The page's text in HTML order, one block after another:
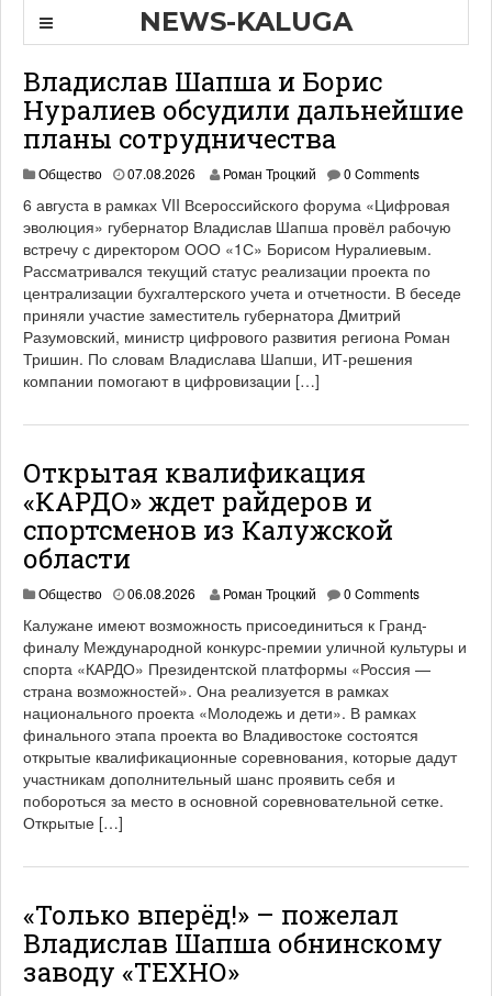
NEWS-KALUGA
Владислав Шапша и Борис
Нуралиев обсудили дальнейшие
планы сотрудничества
Общество 07.08.2026 Роман Троцкий 0 Comments
6 августа в рамках VII Всероссийского форума «Цифровая
эволюция» губернатор Владислав Шапша провёл рабочую
встречу с директором ООО «1С» Борисом Нуралиевым.
Рассматривался текущий статус реализации проекта по
централизации бухгалтерского учета и отчетности. В беседе
приняли участие заместитель губернатора Дмитрий
Разумовский, министр цифрового развития региона Роман
Тришин. По словам Владислава Шапши, ИТ-решения
компании помогают в цифровизации […]
Открытая квалификация
«КАРДО» ждет райдеров и
спортсменов из Калужской
области
Общество 06.08.2026 Роман Троцкий 0 Comments
Калужане имеют возможность присоединиться к Гранд-
финалу Международной конкурс-премии уличной культуры и
спорта «КАРДО» Президентской платформы «Россия —
страна возможностей». Она реализуется в рамках
национального проекта «Молодежь и дети». В рамках
финального этапа проекта во Владивостоке состоятся
открытые квалификационные соревнования, которые дадут
участникам дополнительный шанс проявить себя и
побороться за место в основной соревновательной сетке.
Открытые […]
«Только вперёд!» – пожелал
Владислав Шапша обнинскому
заводу «ТЕХНО»